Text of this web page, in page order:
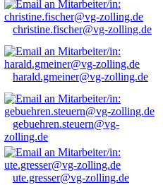
christine.fischer@vg-zolling.de
harald.gmeiner@vg-zolling.de
gebuehren.steuern@vg-
zolling.de
ute.gresser@vg-zolling.de